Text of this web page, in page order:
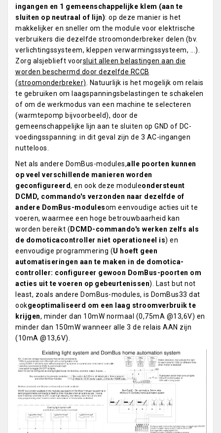
ingangen en 1 gemeenschappelijke klem (aan te
sluiten op neutraal of lijn): op deze manier is het
makkelijker en sneller om the module voor elektrische
verbruikers die dezelfde stroomonderbreker delen (bv.
verlichtingssysteem, kleppen verwarmingssysteem, ...).
Zorg alsjeblieft voorsluit alleen belastingen aan die
worden beschermd door dezelfde RCCB
(stroomonderbreker) . Natuurlijk is het mogelijk om relais
te gebruiken om laagspanningsbelastingen te schakelen
of om de werkmodus van een machine te selecteren
(warmtepomp bijvoorbeeld), door de
gemeenschappelijke lijn aan te sluiten op GND of DC-
voedingsspanning: in dit geval zijn de 3 AC-ingangen
nutteloos.
Net als andere DomBus-modules,alle poorten kunnen
op veel verschillende manieren worden
geconfigureerd, en ook deze moduleondersteunt
DCMD, commando's verzonden naar dezelfde of
andere DomBus-modulesom eenvoudige acties uit te
voeren, waarmee een hoge betrouwbaarheid kan
worden bereikt ( DCMD-commando's werken zelfs als
de domoticacontroller niet operationeel is) en
eenvoudige programmering (U hoeft geen
automatiseringen aan te maken in de domotica-
controller: configureer gewoon DomBus-poorten om
acties uit te voeren op gebeurtenissen). Last but not
least, zoals andere DomBus-modules, is DomBus33 dat
ookgeoptimaliseerd om een laag stroomverbruik te
krijgen, minder dan 10mW normaal (0,75mA @13,6V) en
minder dan 150mW wanneer alle 3 de relais AAN zijn
(10mA @13,6V).